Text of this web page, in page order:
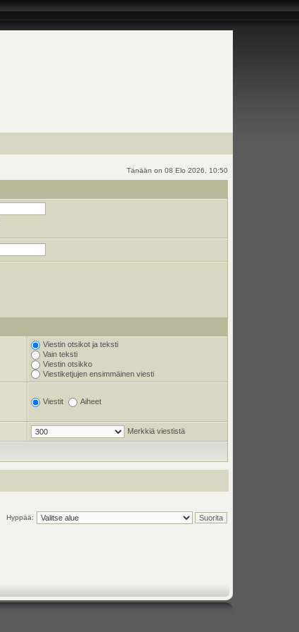
Tänään on 08 Elo 2026, 10:50
Viestin otsikot ja teksti
Vain teksti
Viestin otsikko
Viestiketjujen ensimmäinen viesti
Viestit Aiheet
Merkkiä viestistä
Hyppää: